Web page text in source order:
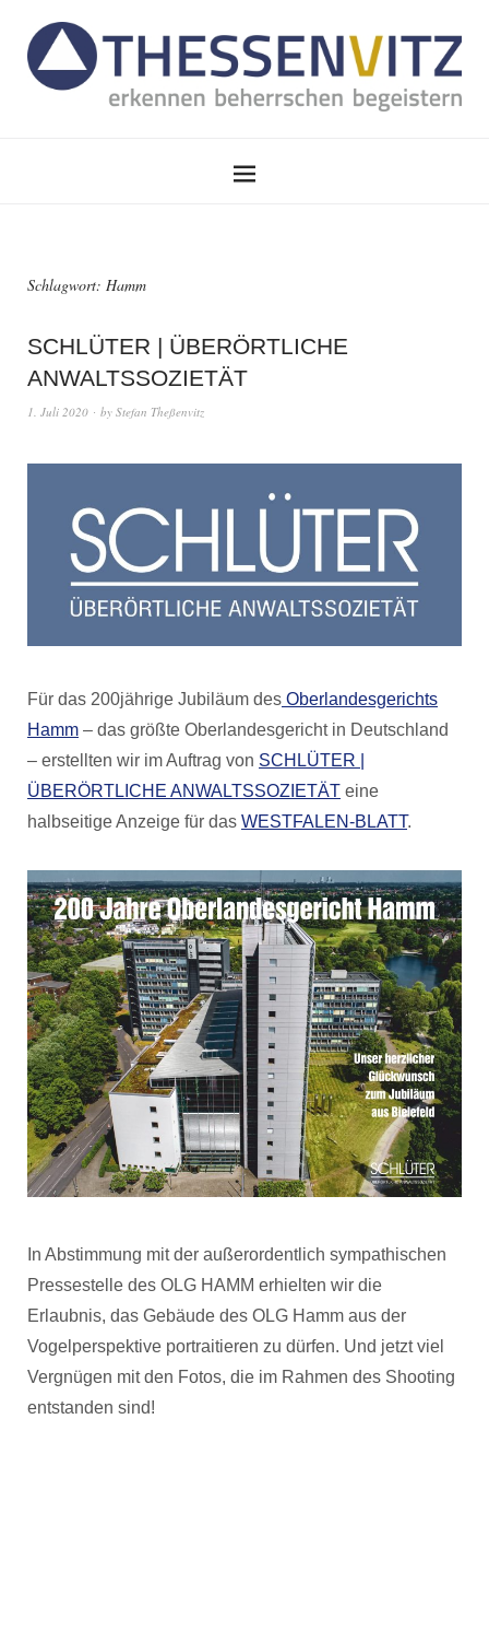
Schlagwort: Hamm
SCHLÜTER | ÜBERÖRTLICHE
ANWALTSSOZIETÄT
1. Juli 2020 by Stefan Theßenvitz
Für das 200jährige Jubiläum des Oberlandesgerichts
Hamm – das größte Oberlandesgericht in Deutschland
– erstellten wir im Auftrag von SCHLÜTER |
ÜBERÖRTLICHE ANWALTSSOZIETÄT eine
halbseitige Anzeige für das WESTFALEN-BLATT.
In Abstimmung mit der außerordentlich sympathischen
Pressestelle des OLG HAMM erhielten wir die
Erlaubnis, das Gebäude des OLG Hamm aus der
Vogelperspektive portraitieren zu dürfen. Und jetzt viel
Vergnügen mit den Fotos, die im Rahmen des Shooting
entstanden sind!